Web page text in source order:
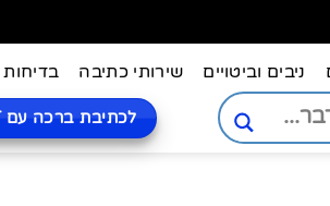
ניבים וביטויים שירותי כתיבה בדיחות
לכתיבת ברכה עם CHAT GPT